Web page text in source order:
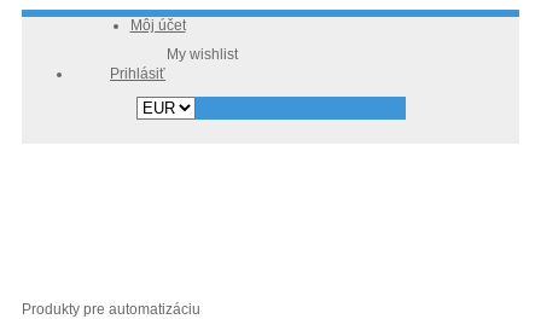
Môj účet
Prihlásiť
Produkty pre automatizáciu